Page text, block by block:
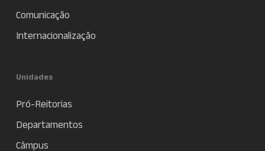
Comunicação
Internacionalização
Unidades
Pró-Reitorias
Departamentos
Câmpus